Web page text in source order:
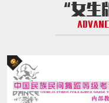
“女生